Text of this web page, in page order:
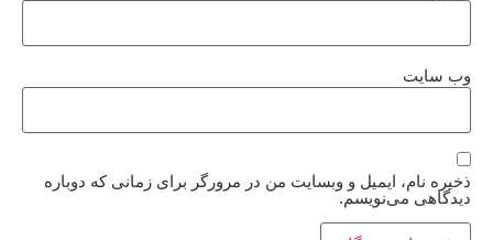
وب‌ سایت
ذخیره نام، ایمیل و وبسایت من در مرورگر برای زمانی که دوباره
دیدگاهی می‌نویسم.